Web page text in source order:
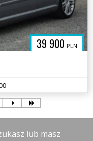
39 900 PLN
lub masz